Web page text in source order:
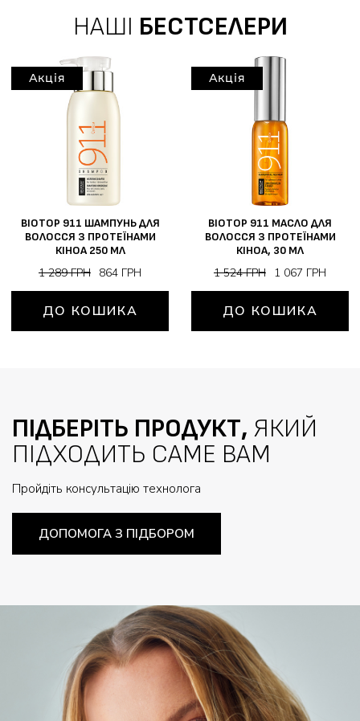
НАШІ БЕСТСЕЛЕРИ
Акція
BIOTOP 911 ШАМПУНЬ ДЛЯ
ВОЛОССЯ З ПРОТЕЇНАМИ
КІНОА 250 МЛ
1 289 ГРН 864 ГРН
ДО КОШИКА
Акція
BIOTOP 911 МАСЛО ДЛЯ
ВОЛОССЯ З ПРОТЕЇНАМИ
КІНОА, 30 МЛ
1 524 ГРН 1 067 ГРН
ДО КОШИКА
ПІДБЕРІТЬ ПРОДУКТ, ЯКИЙ
ПІДХОДИТЬ САМЕ ВАМ
Пройдіть консультацію технолога
ДОПОМОГА З ПІДБОРОМ